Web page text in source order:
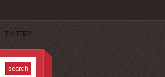
TWITTER